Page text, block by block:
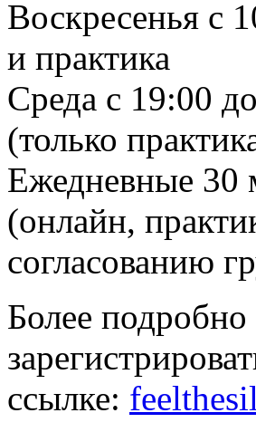
Воскресенья с
и практика
Среда с 19:00
(только
Ежедневные 30
(онлайн,
согласованию
Более
ссылке: